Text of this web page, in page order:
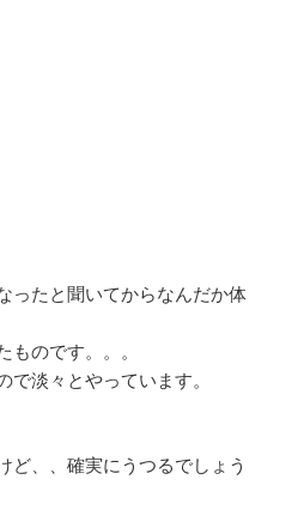
ったと聞いてからなんだか体
ものです。。。
で淡々とやっています。
ど、、確実にうつるでしょう